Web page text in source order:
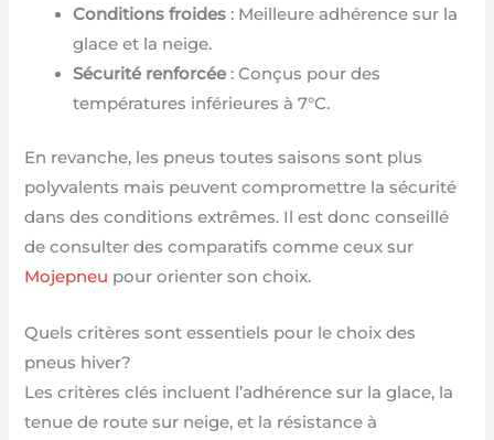
Conditions froides : Meilleure adhérence sur la
glace et la neige.
Sécurité renforcée : Conçus pour des
températures inférieures à 7°C.
En revanche, les pneus toutes saisons sont plus
polyvalents mais peuvent compromettre la sécurité
dans des conditions extrêmes. Il est donc conseillé
de consulter des comparatifs comme ceux sur
Mojepneu pour orienter son choix.
Quels critères sont essentiels pour le choix des
pneus hiver?
Les critères clés incluent l’adhérence sur la glace, la
tenue de route sur neige, et la résistance à